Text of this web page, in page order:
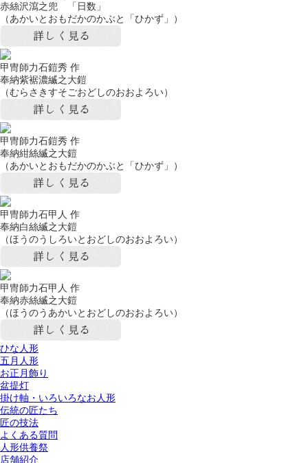
赤絲沢瀉之兜 「日数」
（あかいとおもだかのかぶと「ひかず」）
甲冑師力石鎧秀 作
奉納紫裾濃縅之大鎧
（むらさきすそごおどしのおおよろい）
甲冑師力石鎧秀 作
奉納紺絲縅之大鎧
（あかいとおもだかのかぶと「ひかず」）
甲冑師力石甲人 作
奉納白絲縅之大鎧
（ほうのうしろいとおどしのおおよろい）
甲冑師力石甲人 作
奉納赤絲縅之大鎧
（ほうのうあかいとおどしのおおよろい）
ひな人形
五月人形
お正月飾り
盆提灯
掛け軸・いろいろなお人形
伝統の匠たち
匠の技法
よくある質問
人形供養祭
店舗紹介